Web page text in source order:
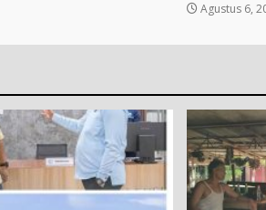
Agustus 6,